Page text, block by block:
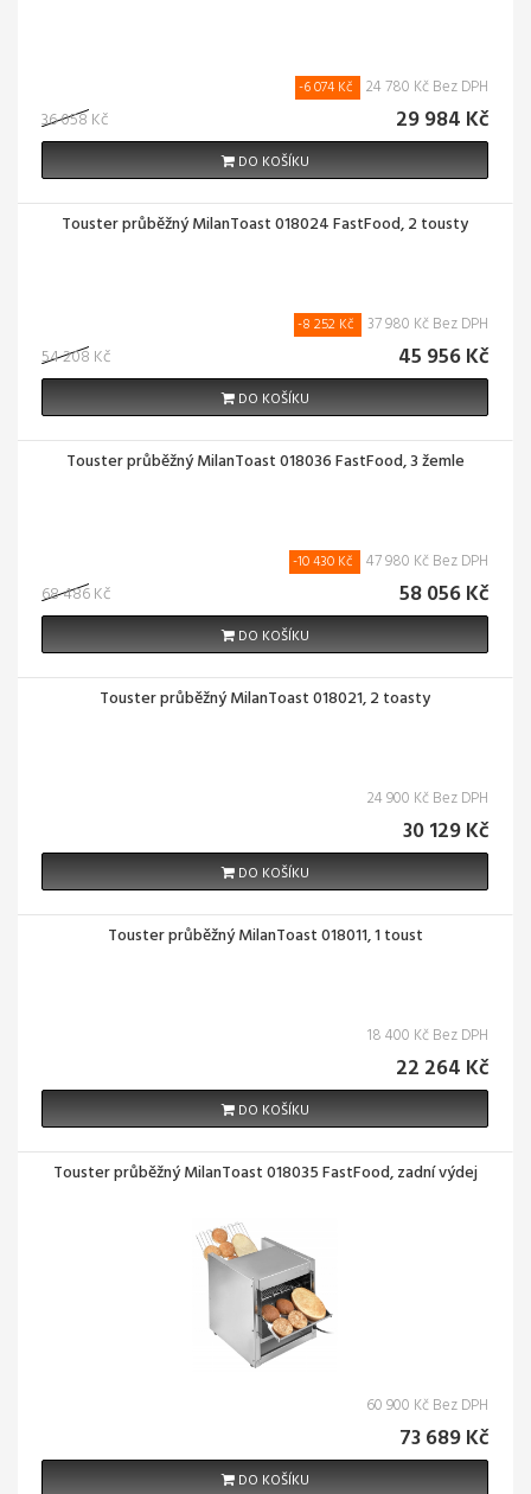
36 058 Kč
-6 074 Kč 24 780 Kč Bez DPH
29 984 Kč
DO KOŠÍKU
Touster průběžný MilanToast 018024 FastFood, 2 tousty
54 208 Kč
-8 252 Kč 37 980 Kč Bez DPH
45 956 Kč
DO KOŠÍKU
Touster průběžný MilanToast 018036 FastFood, 3 žemle
68 486 Kč
-10 430 Kč 47 980 Kč Bez DPH
58 056 Kč
DO KOŠÍKU
Touster průběžný MilanToast 018021, 2 toasty
24 900 Kč Bez DPH
30 129 Kč
DO KOŠÍKU
Touster průběžný MilanToast 018011, 1 toust
18 400 Kč Bez DPH
22 264 Kč
DO KOŠÍKU
Touster průběžný MilanToast 018035 FastFood, zadní výdej
60 900 Kč Bez DPH
73 689 Kč
DO KOŠÍKU